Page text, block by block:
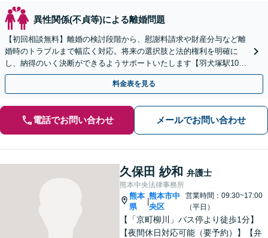
異性関係(不貞等)による離婚問題
【初回相談無料】離婚の検討段階から、慰謝料請求や財産分与など離
婚時のトラブルまで幅広く対応。将来の選択肢と法的権利を明確に
し、納得のいく決断ができるようサポートいたします【羽犬塚駅10
分】【当日・休日・夜間相談OK】
料金表を見る
電話でお問い合わせ メールでお問い合わせ
久保田 紗和 弁護士
熊本中央法律事務所
熊本
県
熊本市中
央区
営業時間：09:30~17:00
（平日）
【「京町柳川」バス停より徒歩1分】
【夜間休日対応可能（要予約）】【弁